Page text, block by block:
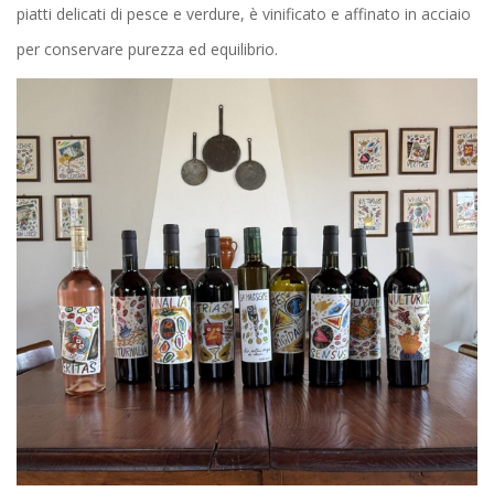
piatti delicati di pesce e verdure, è vinificato e affinato in acciaio
per conservare purezza ed equilibrio.